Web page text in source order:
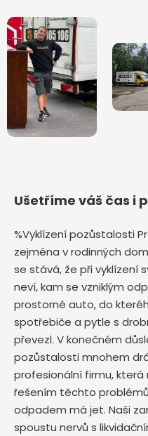
Ušetříme váš čas i
%Vyklízení pozůstalosti
zejména v rodinných
se stává, že při vyklízení
neví, kam se vzniklým
prostorné auto, do
spotřebiče a pytle s
převezl. V konečném
pozůstalosti mnohem
profesionální firmu,
řešením těchto
odpadem má jet. Naši
spoustu nervů s